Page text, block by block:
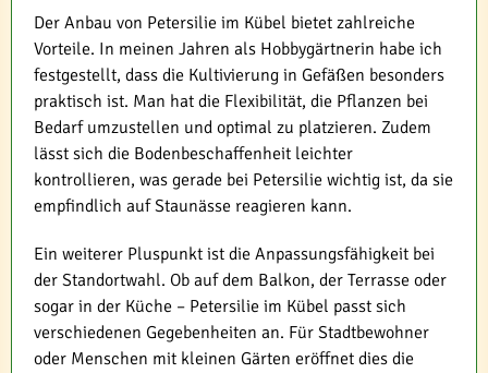
Der Anbau von Petersilie im Kübel bietet zahlreiche
Vorteile. In meinen Jahren als Hobbygärtnerin habe ich
festgestellt, dass die Kultivierung in Gefäßen besonders
praktisch ist. Man hat die Flexibilität, die Pflanzen bei
Bedarf umzustellen und optimal zu platzieren. Zudem
lässt sich die Bodenbeschaffenheit leichter
kontrollieren, was gerade bei Petersilie wichtig ist, da sie
empfindlich auf Staunässe reagieren kann.
Ein weiterer Pluspunkt ist die Anpassungsfähigkeit bei
der Standortwahl. Ob auf dem Balkon, der Terrasse oder
sogar in der Küche – Petersilie im Kübel passt sich
verschiedenen Gegebenheiten an. Für Stadtbewohner
oder Menschen mit kleinen Gärten eröffnet dies die